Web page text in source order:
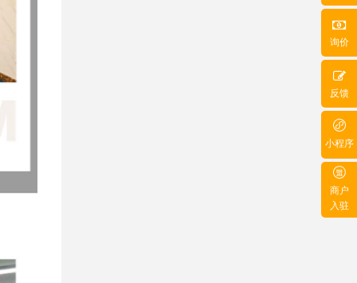
询价
反馈
小程序
商户
入驻